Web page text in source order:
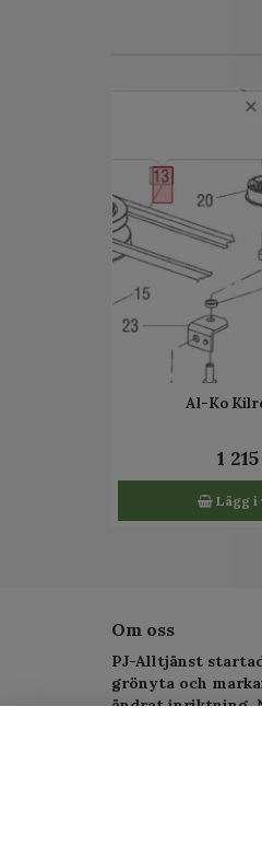
Al-Ko
1
Lägg i
Om oss
PJ-Alltjänst
grönyta och
ändrat inriktning.